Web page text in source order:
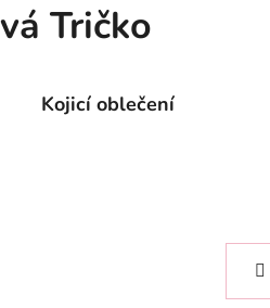
Tričko
Kojicí oblečení